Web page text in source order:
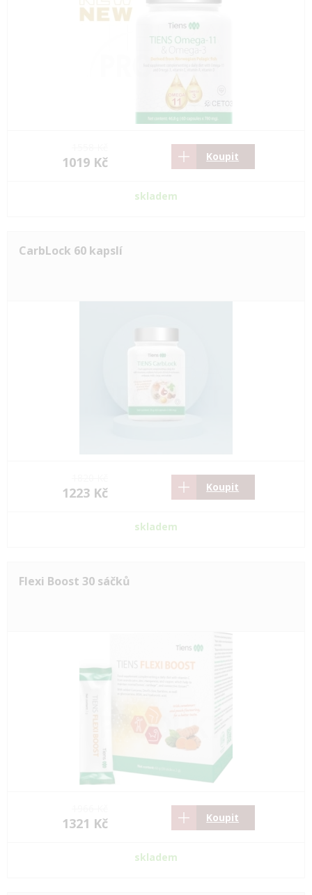
1019 Kč Koupit
skladem
CarbLock 60 kapslí
1223 Kč Koupit
skladem
Flexi Boost 30 sáčků
1321 Kč Koupit
skladem